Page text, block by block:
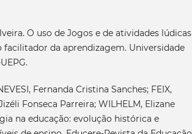
O uso de Jogos e de atividades lúdicas
da aprendizagem. Universidade
Fernanda Cristina Sanches; FEIX,
Fonseca Parreira; WILHELM, Elizane
na educação: evolução histórica e